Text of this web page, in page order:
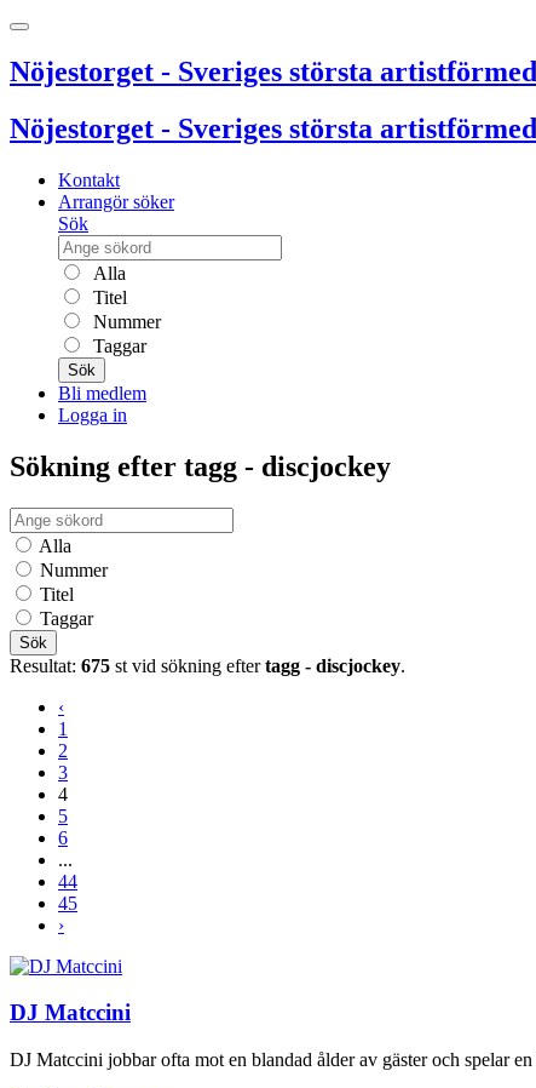
Nöjestorget - Sveriges största
Nöjestorget - Sveriges största
Kontakt
Arrangör söker
Sök
Alla
Titel
Nummer
Taggar
Sök
Bli medlem
Logga in
Sökning efter tagg - discjockey
Alla
Nummer
Titel
Taggar
Sök
Resultat: 675 st vid sökning eftertagg - discjockey.
‹
1
2
3
4
5
6
...
44
45
›
DJ Matccini
DJ Matccini jobbar ofta mot en blandad ålder av gäster och spelar